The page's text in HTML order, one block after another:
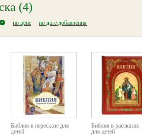
(4)
по цене по дате добавления
Библия в пересказе для
детей
Библия в рассказах
для детей